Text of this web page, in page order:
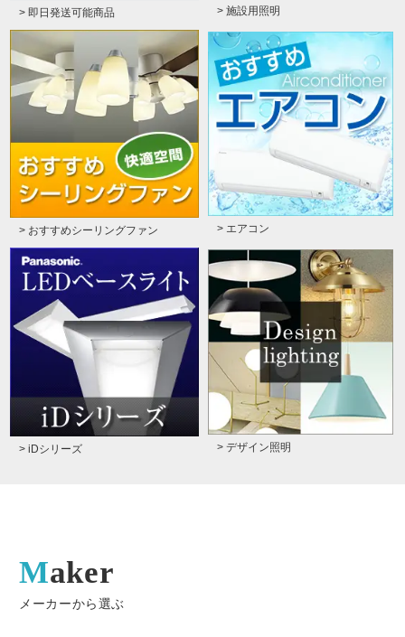
> 即日発送可能商品 > 施設用照明
> おすすめシーリングファン > エアコン
> iDシリーズ > デザイン照明
Maker
メーカーから選ぶ